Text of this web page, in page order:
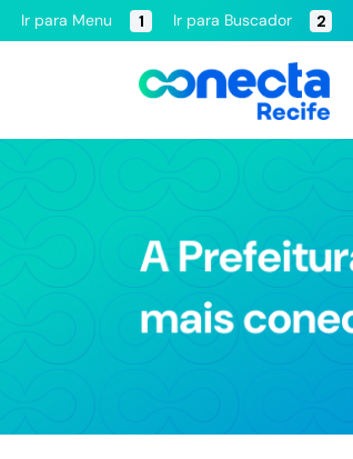
Ir para Menu 1 Ir para Buscador 2